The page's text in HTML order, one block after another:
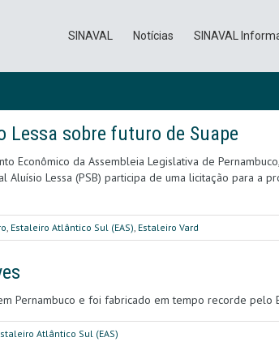
SINAVAL Notícias SINAVAL
Lessa sobre futuro de Suape
Econômico da Assembleia Legislativa de
Aluísio Lessa (PSB) participa de uma licitação para a
, Estaleiro Atlântico Sul (EAS), Estaleiro Vard
Pernambuco e foi fabricado em tempo recorde pelo
Atlântico Sul (EAS)